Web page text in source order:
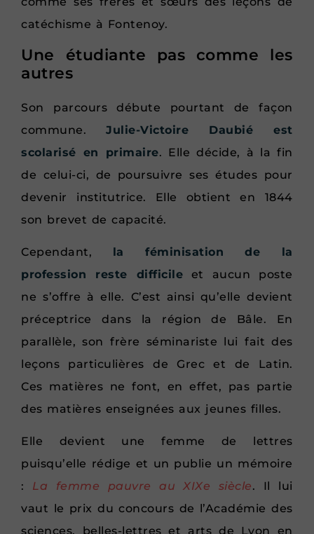
catéchisme à Fontenoy.
Une étudiante pas comme les
autres
Son parcours débute pourtant de façon
commune.Julie-Victoire Daubié est
scolarisé en primaire. Elle décide, à la fin
de celui-ci, de poursuivre ses études pour
devenir institutrice. Elle obtient en 1844
son brevet de capacité.
Cependant, la féminisation de la
profession reste difficile et aucun poste
ne s’offre à elle. C’est ainsi qu’elle devient
préceptrice dans la région de Bâle. En
parallèle, son frère séminariste lui fait des
leçons particulières de Grec et de Latin.
Ces matières ne font, en effet, pas partie
des matières enseignées aux jeunes filles.
Elle devient une femme de lettres
puisqu’elle rédige et un publie un mémoire
: La femme pauvre au XIXe siècle. Il lui
vaut le prix du concours de l’Académie des
sciences, belles-lettres et arts de Lyon en